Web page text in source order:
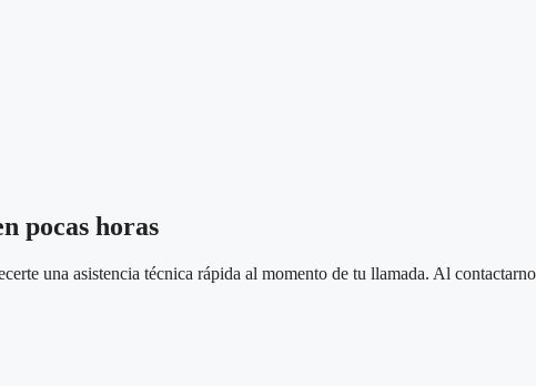
pocas horas
una asistencia técnica rápida al momento de tu llamada. Al